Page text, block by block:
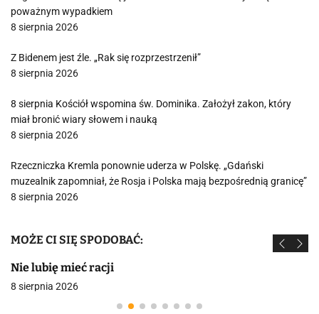
poważnym wypadkiem
8 sierpnia 2026
Z Bidenem jest źle. „Rak się rozprzestrzenił”
8 sierpnia 2026
8 sierpnia Kościół wspomina św. Dominika. Założył zakon, który
miał bronić wiary słowem i nauką
8 sierpnia 2026
Rzeczniczka Kremla ponownie uderza w Polskę. „Gdański
muzealnik zapomniał, że Rosja i Polska mają bezpośrednią granicę”
8 sierpnia 2026
MOŻE CI SIĘ SPODOBAĆ:
Nie lubię mieć racji
8 sierpnia 2026